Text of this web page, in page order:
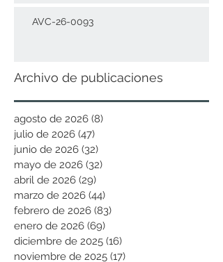
AVC-26-0093
Archivo de publicaciones
agosto de 2026 (8)
julio de 2026 (47)
junio de 2026 (32)
mayo de 2026 (32)
abril de 2026 (29)
marzo de 2026 (44)
febrero de 2026 (83)
enero de 2026 (69)
diciembre de 2025 (16)
noviembre de 2025 (17)